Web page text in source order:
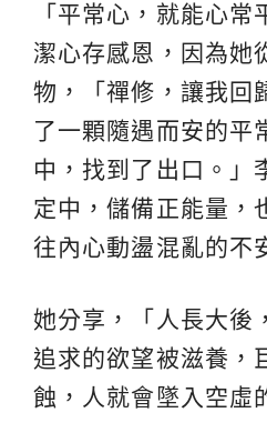
「平常心，就能心
潔心存感恩，因為她
物，「禪修，讓我回
了一顆隨遇而安的平
中，找到了出口。」
定中，儲備正能量，
往內心動盪混亂的不
她分享，「人長大後
追求的欲望被滋養，
蝕，人就會墜入空虛